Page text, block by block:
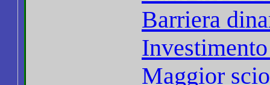
Barriera
Maggior